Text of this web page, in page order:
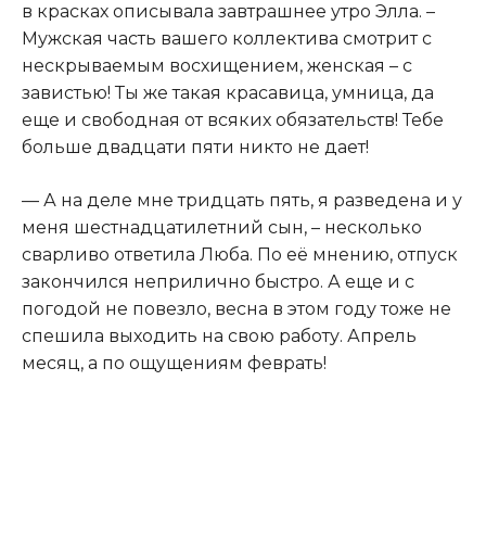
в красках описывала завтрашнее утро Элла. –
Мужская часть вашего коллектива смотрит с
нескрываемым восхищением, женская – с
завистью! Ты же такая красавица, умница, да
еще и свободная от всяких обязательств! Тебе
больше двадцати пяти никто не дает!
— А на деле мне тридцать пять, я разведена и у
меня шестнадцатилетний сын, – несколько
сварливо ответила Люба. По её мнению, отпуск
закончился неприлично быстро. А еще и с
погодой не повезло, весна в этом году тоже не
спешила выходить на свою работу. Апрель
месяц, а по ощущениям феврать!